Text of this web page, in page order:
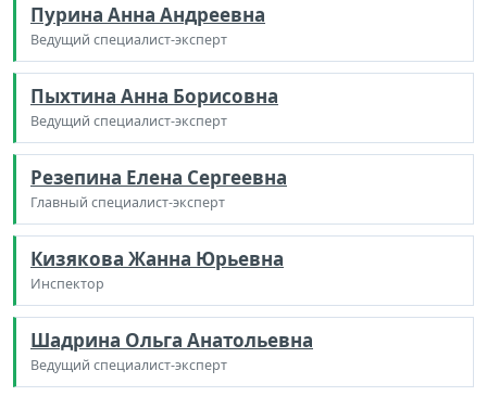
Пурина Анна Андреевна
Ведущий специалист-эксперт
Пыхтина Анна Борисовна
Ведущий специалист-эксперт
Резепина Елена Сергеевна
Главный специалист-эксперт
Кизякова Жанна Юрьевна
Инспектор
Шадрина Ольга Анатольевна
Ведущий специалист-эксперт